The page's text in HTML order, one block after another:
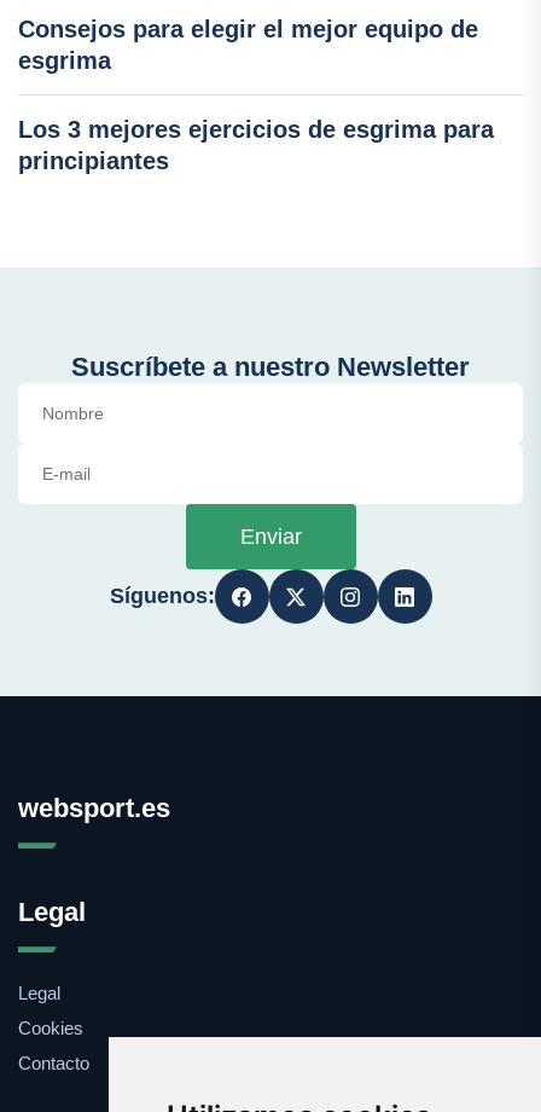
Consejos para elegir el mejor equipo de
esgrima
Los 3 mejores ejercicios de esgrima para
principiantes
Suscríbete a nuestro Newsletter
Enviar
Síguenos:
websport.es
Legal
Legal
Cookies
Contacto